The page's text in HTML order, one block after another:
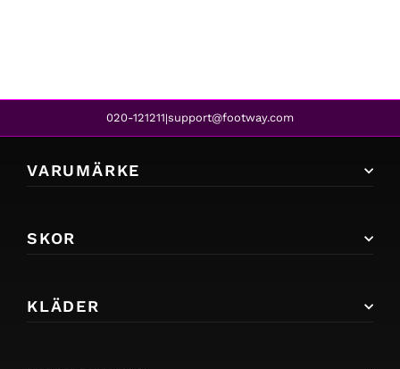
020-121211|support@footway.com
VARUMÄRKE
SKOR
KLÄDER